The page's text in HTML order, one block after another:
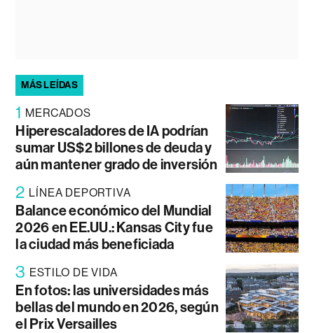
MÁS LEÍDAS
1 MERCADOS
Hiperescaladores de IA podrían
sumar US$2 billones de deuda y
aún mantener grado de inversión
2 LÍNEA DEPORTIVA
Balance económico del Mundial
2026 en EE.UU.: Kansas City fue
la ciudad más beneficiada
3 ESTILO DE VIDA
En fotos: las universidades más
bellas del mundo en 2026, según
el Prix Versailles